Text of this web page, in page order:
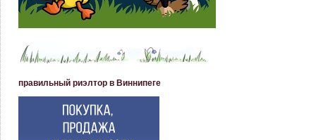
правильный риэлтор в Виннипеге